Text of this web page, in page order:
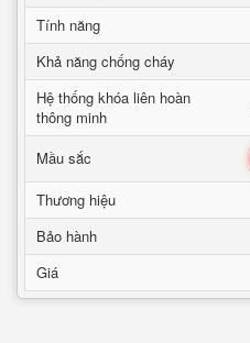
Tính năng
Khả năng chống cháy
Hệ thống khóa liên hoàn
thông minh
Mầu sắc
Thương hiệu
Bảo hành
Giá